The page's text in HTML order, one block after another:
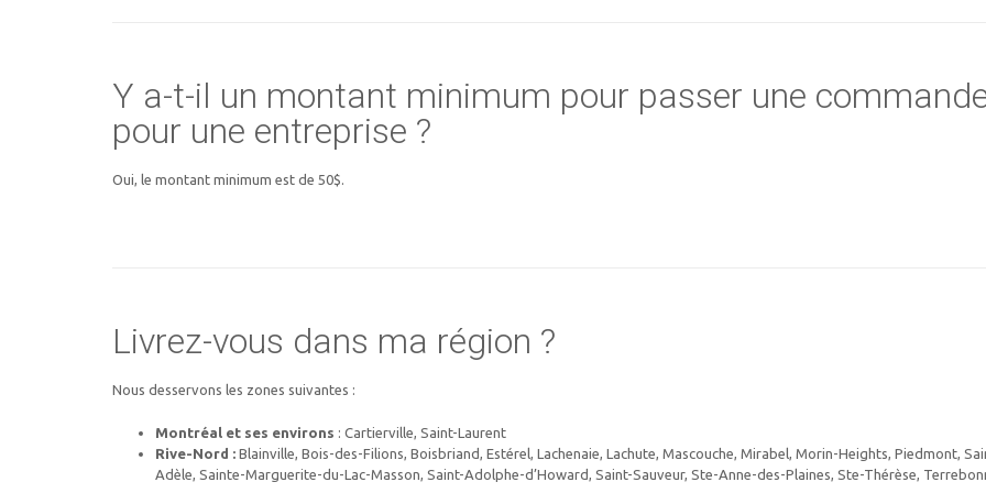
Y a-t-il un montant minimum pour passer une
pour une entreprise ?
Oui, le montant minimum est de 50$.
Livrez-vous dans ma région ?
Nous desservons les zones suivantes :
Montréal et ses environs : Cartierville, Saint-Laurent
Rive-Nord : Blainville, Bois-des-Filions, Boisbriand, Estérel, Lachenaie, Lachute, Mascouche, Mirabel, Morin-Heights, Piedmont,
Adèle, Sainte-Marguerite-du-Lac-Masson, Saint-Adolphe-d’Howard, Saint-Sauveur, Ste-Anne-des-Plaines, Ste-Thérèse,